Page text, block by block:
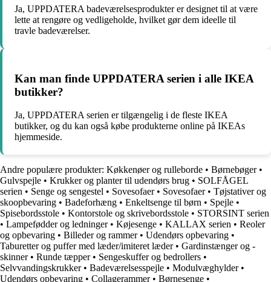
Ja, UPPDATERA badeværelsesprodukter er designet til at være
lette at rengøre og vedligeholde, hvilket gør dem ideelle til
travle badeværelser.
Kan man finde UPPDATERA serien i alle IKEA
butikker?
Ja, UPPDATERA serien er tilgængelig i de fleste IKEA
butikker, og du kan også købe produkterne online på IKEAs
hjemmeside.
Andre populære produkter: Køkkenøer og rulleborde • Børnebøger•
Gulvspejle • Krukker og planter til udendørs brug • SOLFÅGEL
serien • Senge og sengestel • Sovesofaer• Sovesofaer• Tøjstativer og
skoopbevaring • Badeforhæng • Enkeltsenge til børn • Spejle •
Spisebordsstole • Kontorstole og skrivebordsstole • STORSINT serien
• Lampefødder og ledninger• Køjesenge • KALLAX serien • Reoler
og opbevaring • Billeder og rammer• Udendørs opbevaring •
Taburetter og puffer med læder/imiteret læder• Gardinstænger og -
skinner• Runde tæpper• Sengeskuffer og bedrollers •
Selvvandingskrukker• Badeværelsesspejle • Modulvæghylder•
Udendørs opbevaring • Collagerammer• Børnesenge •